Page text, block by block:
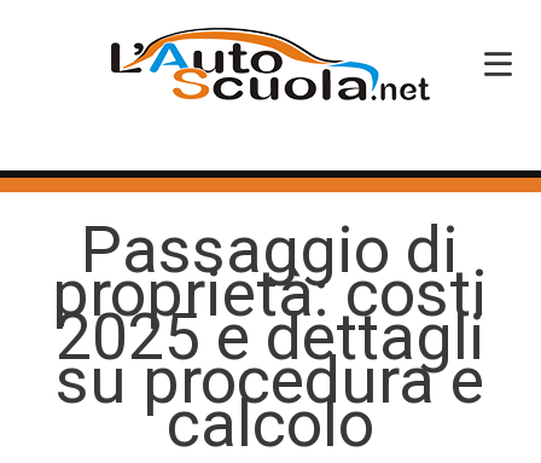
HOME
CORSI PATENTE
CORSI PROFESSIONALI
PERCHÉ SCEGLIERCI
Passaggio di
proprietà: costi
2025 e dettagli
su procedura e
calcolo